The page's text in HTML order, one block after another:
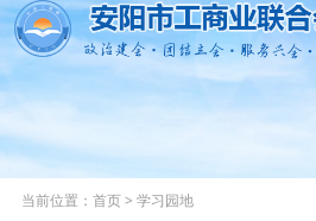
当前位置： 首页> 学习园地